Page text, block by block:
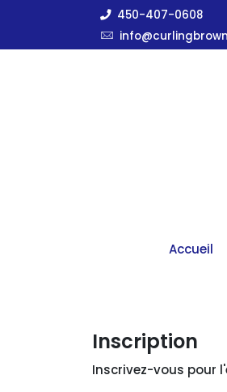
450-407-0608
Accueil
Inscription
Inscrivez-vous pour